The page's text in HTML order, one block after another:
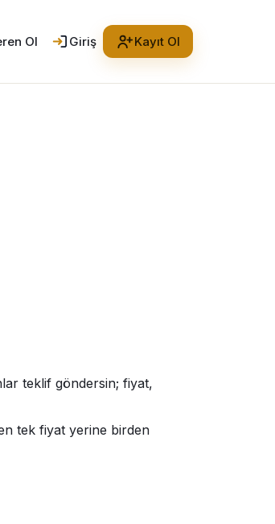
Ol Giriş Kayıt Ol
teklif göndersin; fiyat,
tek fiyat yerine birden